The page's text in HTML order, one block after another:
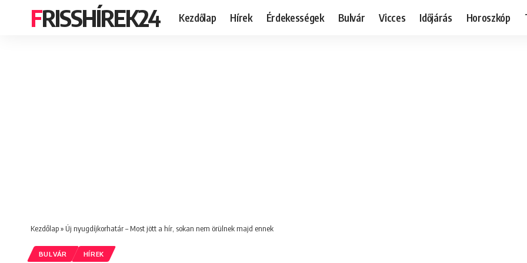
FRISSHÍREK24 Kezdőlap Hírek Érdekességek Bulvár Vicces Időjárás Horoszkóp
Kezdőlap» Új nyugdíjkorhatár – Most jött a hír, sokan nem örülnek majd ennek
BULVÁR HÍREK